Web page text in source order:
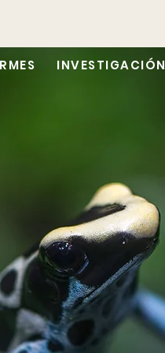
INVESTIGACIÓN